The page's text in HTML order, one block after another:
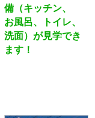
備（キッチン、
お風呂、トイレ、
洗面）が見学でき
ます！